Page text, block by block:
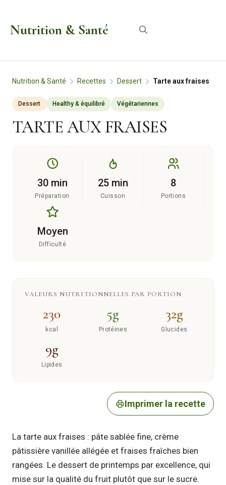
Nutrition & Santé
Nutrition & Santé Recettes Dessert Tarte aux fraises
Dessert Healthy & équilibré Végétariennes
TARTE AUX FRAISES
30 min
Préparation
25 min
Cuisson
8
Portions
Moyen
Difficulté
VALEURS NUTRITIONNELLES PAR PORTION
230
kcal
5g
Protéines
32g
Glucides
9g
Lipides
Imprimer la recette
La tarte aux fraises : pâte sablée fine, crème
pâtissière vanillée allégée et fraises fraîches bien
rangées. Le dessert de printemps par excellence, qui
mise sur la qualité du fruit plutôt que sur le sucre.